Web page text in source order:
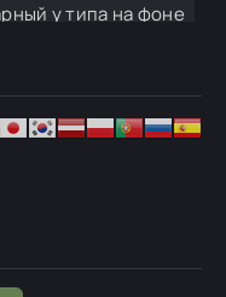
у типа на фоне
меня проблема я
версию.